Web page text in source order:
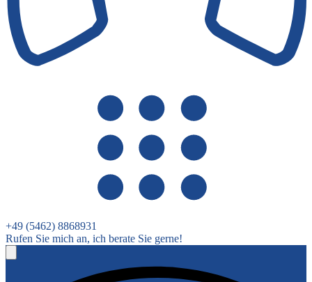
+49 (5462) 8868931
Rufen Sie mich an, ich berate Sie gerne!